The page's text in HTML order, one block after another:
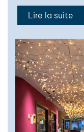
Lire la suite